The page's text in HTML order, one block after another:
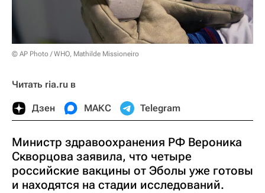
© AP Photo / WHO, Mathilde Missioneiro
Читать ria.ru в
Дзен МАКС Telegram
Министр здравоохранения РФ Вероника
Скворцова заявила, что четыре
российские вакцины от Эболы уже готовы
и находятся на стадии исследований.